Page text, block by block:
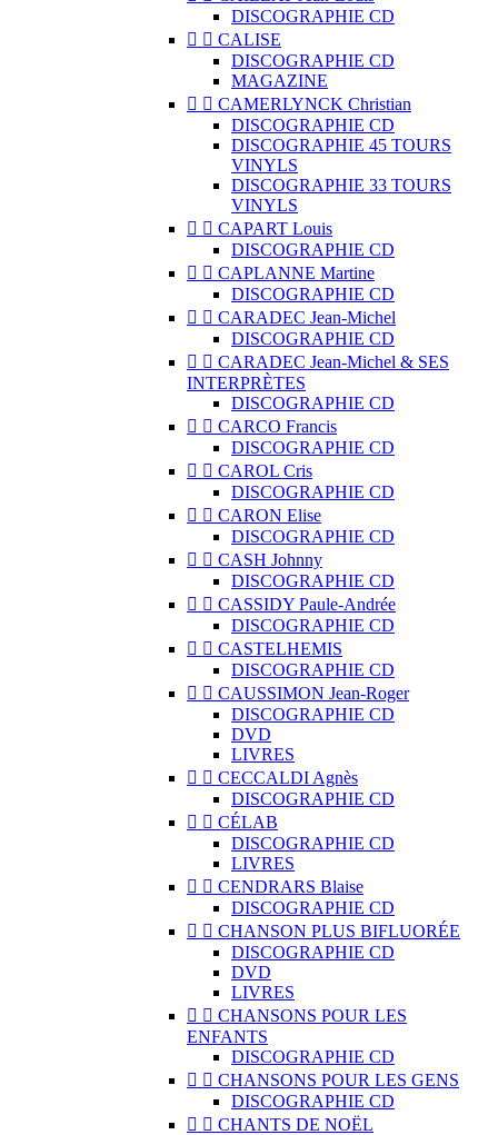
DISCOGRAPHIE CD
  CALISE
DISCOGRAPHIE CD
MAGAZINE
  CAMERLYNCK Christian
DISCOGRAPHIE CD
DISCOGRAPHIE 45 TOURS
VINYLS
DISCOGRAPHIE 33 TOURS
VINYLS
  CAPART Louis
DISCOGRAPHIE CD
  CAPLANNE Martine
DISCOGRAPHIE CD
  CARADEC Jean-Michel
DISCOGRAPHIE CD
  CARADEC Jean-Michel & SES
INTERPRÈTES
DISCOGRAPHIE CD
  CARCO Francis
DISCOGRAPHIE CD
  CAROL Cris
DISCOGRAPHIE CD
  CARON Elise
DISCOGRAPHIE CD
  CASH Johnny
DISCOGRAPHIE CD
  CASSIDY Paule-Andrée
DISCOGRAPHIE CD
  CASTELHEMIS
DISCOGRAPHIE CD
  CAUSSIMON Jean-Roger
DISCOGRAPHIE CD
DVD
LIVRES
  CECCALDI Agnès
DISCOGRAPHIE CD
  CÉLAB
DISCOGRAPHIE CD
LIVRES
  CENDRARS Blaise
DISCOGRAPHIE CD
  CHANSON PLUS BIFLUORÉE
DISCOGRAPHIE CD
DVD
LIVRES
  CHANSONS POUR LES
ENFANTS
DISCOGRAPHIE CD
  CHANSONS POUR LES GENS
DISCOGRAPHIE CD
  CHANTS DE NOËL